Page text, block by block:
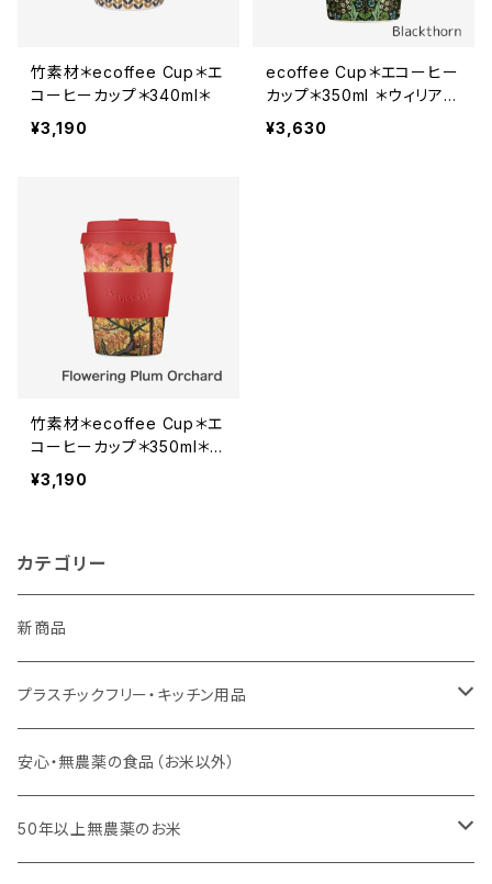
竹素材＊ecoffee Cup＊エ
コーヒーカップ＊340ml＊
¥3,190
ecoffee Cup＊エコーヒー
カップ＊350ml ＊ウィリア
ム・モリス＊全2色
¥3,630
竹素材＊ecoffee Cup＊エ
コーヒーカップ＊350ml＊V
an Gogh＊ヴァン・ゴッホ＊
フラワリングプラムオーチャ
¥3,190
カテゴリー
新商品
プラスチックフリー・キッチン用品
キッチンスポンジ・キッチンブラシ
びわこ・和太布（日本独自の方法で織られた木綿の布巾）
安心・無農薬の食品（お米以外）
50年以上無農薬のお米